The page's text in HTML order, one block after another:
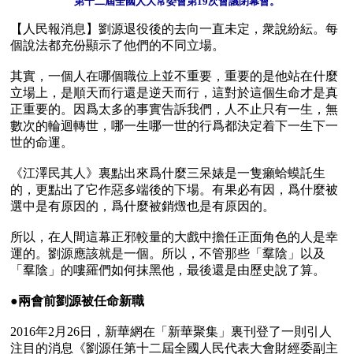
【人民報消息】劉源退役後的去向一直未定，衆說紛紜。每
個說法都充份顯示了他們的不同立場。
其實，一個人在哪個職位上並不重要，重要的是他站在什麼
立場上，是順天而行還是逆天而行，這對於這個生命才是真
正重要的。因爲太多的事實告訴我們，人不止只有一生，無
數次的輪迴轉世，哪一生哪一世的行爲都決定着下一生下一
世的命運。
《江澤民其人》裏點出來爲什麼三呆婊是一隻癩蛤蟆託生
的，更點出了它作惡多端後的下場。有果必有因，爲什麼被
選中是有原因的，爲什麼被銷燬也是有原因的。
所以，在人間這幕正邪較量的大戲中擔任正面角色的人是幸
運的。劉源應該就是一個。所以，不管那些「羣陰」以及
「羣陰」的嘍羅們如何抹黑他，最後還是由歷史說了算。
●兩會前劉源被任命新職
2016年2月26日，新華網在「新華聚集」裏刊登了一則引人
注目的消息《劉源任第十二屆全國人民代表大會財經委副主